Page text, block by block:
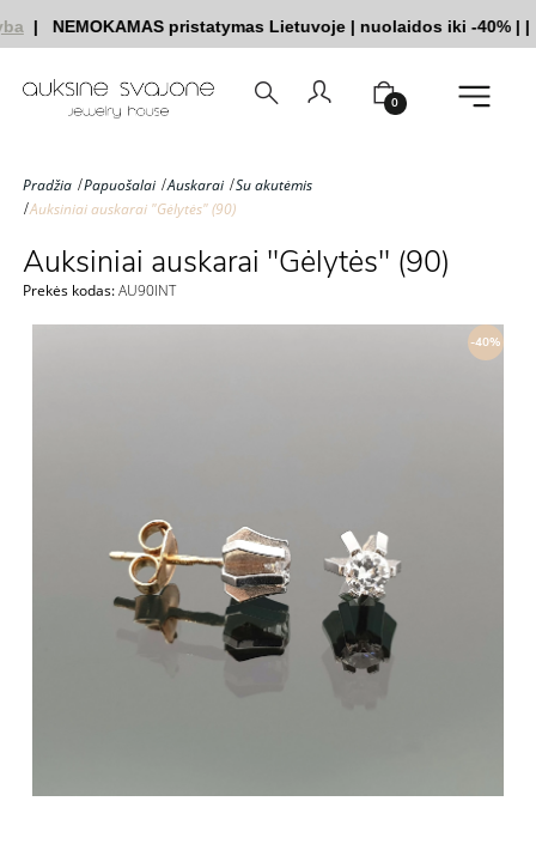
| NEMOKAMAS pristatymas Lietuvoje| nuolaidos iki -40%| |
0
Pradžia Papuošalai Auskarai
Su akutėmis
Auksiniai auskarai "Gėlytės" (90)
Auksiniai auskarai "Gėlytės" (90)
Prekės kodas:AU90INT
-40%